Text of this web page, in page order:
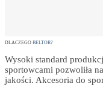
DLACZEGO BELTOR?
Wysoki standard
sportowcami pozwoliła
jakości. Akcesoria do